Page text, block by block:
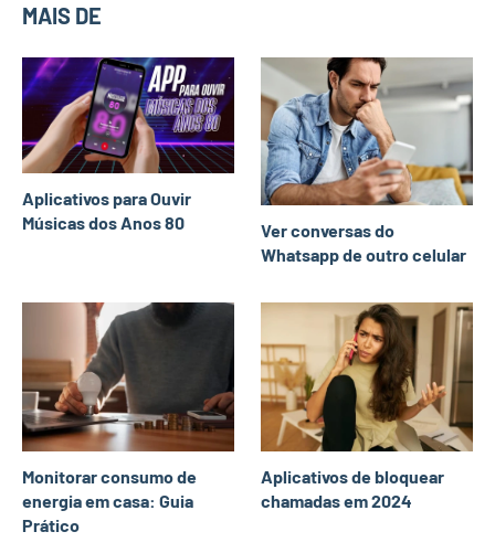
MAIS DE
Aplicativos para Ouvir
Músicas dos Anos 80
Ver conversas do
Whatsapp de outro celular
Monitorar consumo de
energia em casa: Guia
Prático
Aplicativos de bloquear
chamadas em 2024